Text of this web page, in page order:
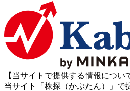
【当サイトで提供する情報につい
当サイト「株探（かぶたん）」で